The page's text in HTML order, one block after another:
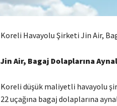
Koreli Havayolu Şirketi Jin Air,
Jin Air, Bagaj Dolaplarına
Koreli düşük maliyetli havayolu
22 uçağına bagaj dolaplarına